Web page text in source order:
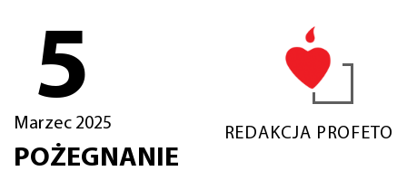
5
Marzec 2025
REDAKCJA PROFETO
POŻEGNANIE